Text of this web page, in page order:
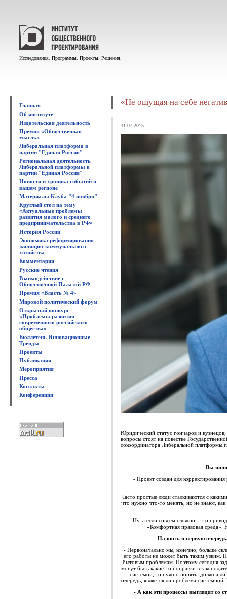
Исследования. Программы. Проекты. Решения.
Главная
Об институте
Издательская деятельность
Премия «Общественная
мысль»
Либеральная платформа в
партии "Единая Россия"
Региональная деятельность
Либеральной платформы в
партии "Единая Россия"
Новости и хроника событий в
вашем регионе
Материалы Клуба "4 ноября"
Круглый стол на тему
«Актуальные проблемы
развития малого и среднего
предпринимательства в РФ»
История России
Экономика реформирования
жилищно-коммунального
хозяйства
Комментарии
Русские чтения
Взаимодействие с
Общественной Палатой РФ
Премия «Власть № 4»
Мировой политический форум
Открытый конкурс
«Проблемы развития
современного российского
общества»
Бюллетень Инновационные
Тренды
Проекты
Публикации
Мероприятия
Пресса
Контакты
Конференции
«Не ощущая на себе
31.07.2015
Юридический статус гончаров и
вопросы стоят на повестке
сокоординатора Либеральной платформы
- Вы
- Проект создан для
Часто простые люди сталкиваются с
что нужно что-то менять, но не знают,
Ну, а если совсем сложно - это
«Комфортная правовая среда».
- На кого, в первую
- Первоначально мы, конечно, больше
его работы не может быть таким узким.
бытовым проблемам. Поэтому сегодня
могут быть какие-то поправки в
системой, то нужно понять, должна
очередь, является ли проблема
- А как эти процессы выглядят со